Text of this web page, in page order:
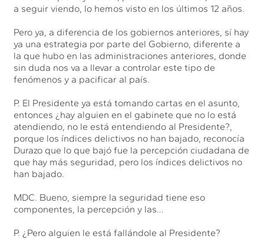
a seguir viendo, lo hemos visto en los últimos 12 años.
Pero ya, a diferencia de los gobiernos anteriores, sí hay
ya una estrategia por parte del Gobierno, diferente a
la que hubo en las administraciones anteriores, donde
sin duda nos va a llevar a controlar este tipo de
fenómenos y a pacificar al país.
P. El Presidente ya está tomando cartas en el asunto,
entonces ¿hay alguien en el gabinete que no lo está
atendiendo, no le está entendiendo al Presidente?,
porque los índices delictivos no han bajado, reconocía
Durazo que lo que bajó fue la percepción ciudadana de
que hay más seguridad, pero los índices delictivos no
han bajado.
MDC. Bueno, siempre la seguridad tiene eso
componentes, la percepción y las…
P. ¿Pero alguien le está fallándole al Presidente?